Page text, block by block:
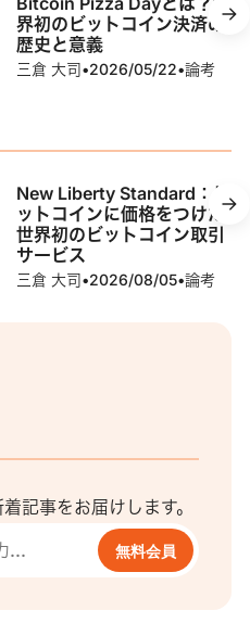
界初のビットコイン決済の
歴史と意義
三倉 大司•2026/05/22•論考
New Liberty Standard：ビ
ットコインに価格をつけた
世界初のビットコイン取引
サービス
三倉 大司•2026/08/05•論考
記事をお届けします。
無料会員